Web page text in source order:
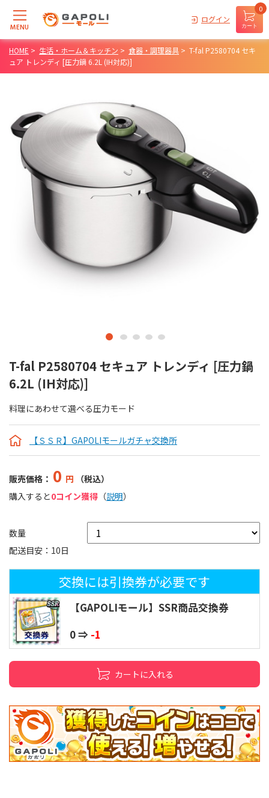
MENU
ログイン
カート
0
HOME > 生活・ホーム＆キッチン > 食器・調理器具 > T-fal P2580704 セキ
ュア トレンディ [圧力鍋 6.2L (IH対応)]
T-fal P2580704 セキュア トレンディ [圧力鍋
6.2L (IH対応)]
料理にあわせて選べる圧力モード
【ＳＳＲ】GAPOLIモールガチャ交換所
販売価格： 0 円
（税込）
購入すると0コイン獲得 （説明）
数量
配送目安：10日
交換には引換券が必要です
【GAPOLIモール】SSR商品交換券
0 ⇒ -1
カートに入れる